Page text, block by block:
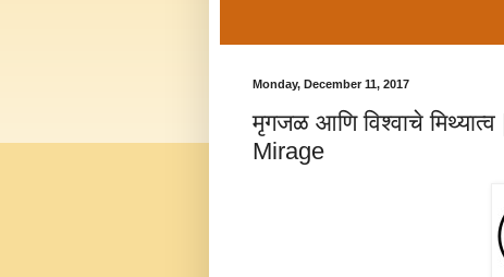
Monday, December 11, 2017
मृगजळ आणि विश्वाचे
Mirage